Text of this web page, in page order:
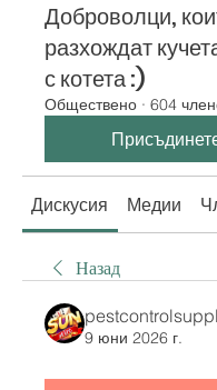
Доброволци,
разхождат
с котета :)
Обществено · 604
Дискусия Медии
Назад
9 юни 2026 г.